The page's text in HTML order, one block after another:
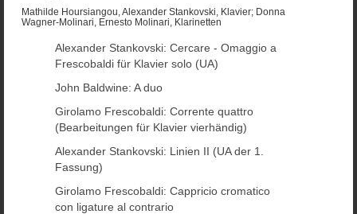
Mathilde Hoursiangou, Alexander Stankovski, Klavier; Donna
Wagner-Molinari, Ernesto Molinari, Klarinetten
Alexander Stankovski: Cercare - Omaggio a
Frescobaldi für Klavier solo (UA)
John Baldwine: A duo
Girolamo Frescobaldi: Corrente quattro
(Bearbeitungen für Klavier vierhändig)
Alexander Stankovski: Linien II (UA der 1.
Fassung)
Girolamo Frescobaldi: Cappricio cromatico
con ligature al contrario